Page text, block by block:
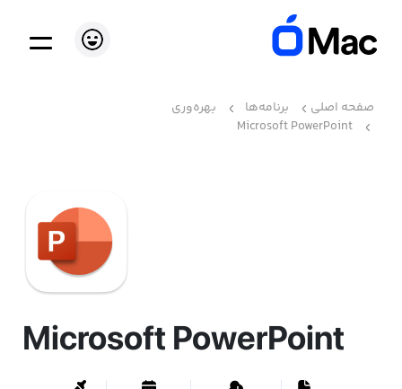
صفحه اصلی برنامه‌ها
بهره‌وری
Microsoft PowerPoint
Microsoft PowerPoint